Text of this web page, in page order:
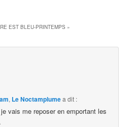
EST BLEU-PRINTEMPS »
, Le Noctamplumea dit :
vais me reposer en emportant les